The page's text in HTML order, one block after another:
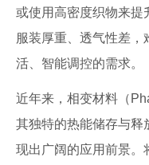
或使用高密度织物来提
服装厚重、透气性差，
活、智能调控的需求。
近年来，相变材料（
其独特的热能储存与释
现出广阔的应用前景。